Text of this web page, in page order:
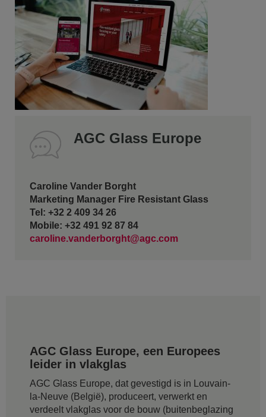
AGC Glass Europe
Caroline Vander Borght
Marketing Manager Fire Resistant Glass
Tel: +32 2 409 34 26
Mobile: +32 491 92 87 84
caroline.vanderborght@agc.com
AGC Glass Europe, een Europees
leider in vlakglas
AGC Glass Europe, dat gevestigd is in Louvain-
la-Neuve (België), produceert, verwerkt en
verdeelt vlakglas voor de bouw (buitenbeglazing